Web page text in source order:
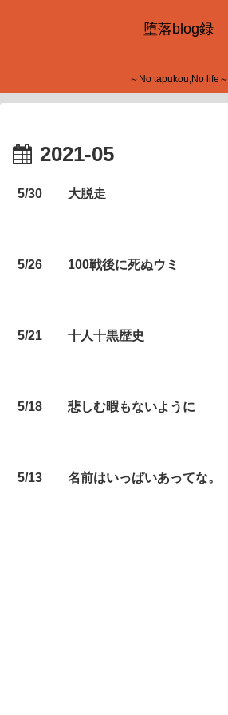
堕落blog録
～No tapukou,No life～
2021-05
5/30 大脱走
5/26 100戦後に死ぬウミ
5/21 十人十黒歴史
5/18 悲しむ暇もないように
5/13 名前はいっぱいあってな。